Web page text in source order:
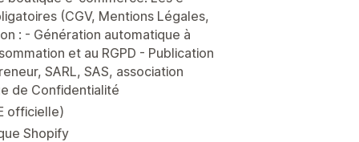
(CGV, Mentions Légales,
: - Génération automatique à
et au RGPD - Publication
SARL, SAS, association
de Confidentialité
officielle)
Shopify